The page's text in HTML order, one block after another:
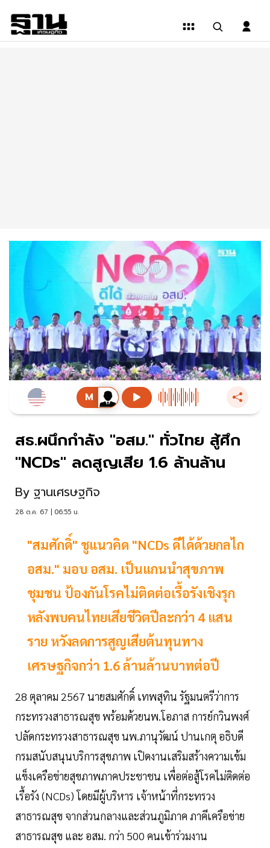
สธ.ผนึกกำลัง "อสม." ทั่วไทย สู้ศึก
"NCDs" ลดสูญเสีย 1.6 ล้านล้าน
By ฐานเศรษฐกิจ
28 ต.ค. 67 | 06:55 น.
"สมศักดิ์" ชูแนวคิด "NCDs ดีได้ด้วยกลไก
อสม." มอบ อสม. เป็นแกนนำสุขภาพ
ชุมชน ป้องกันโรคไม่ติดต่อเรื้อรังเชิงรุก
หลังพบคนไทยเสียชีวิตปีละกว่า 4 แสน
ราย หวังลดการสูญเสียต้นทุนทาง
เศรษฐกิจกว่า 1.6 ล้านล้านบาทต่อปี
28 ตุลาคม 2567 นายสมศักดิ์ เทพสุทิน รัฐมนตรีว่าการ
กระทรวงสาธารณสุข พร้อมด้วยนพ.โอภาส การย์กวินพงศ์
ปลัดกระทรวงสาธารณสุข นพ.ภานุวัฒน์ ปานเกตุ อธิบดี
กรมสนับสนุนบริการสุขภาพ เปิดงานเสริมสร้างความเข้ม
แข็งเครือข่ายสุขภาพภาคประชาชน เพื่อต่อสู้โรคไม่ติดต่อ
เรื้อรัง (NCDs) โดยมีผู้บริหาร เจ้าหน้าที่กระทรวง
สาธารณสุข จากส่วนกลางและส่วนภูมิภาค ภาคีเครือข่าย
สาธารณสุข และ อสม. กว่า 500 คนเข้าร่วมงาน